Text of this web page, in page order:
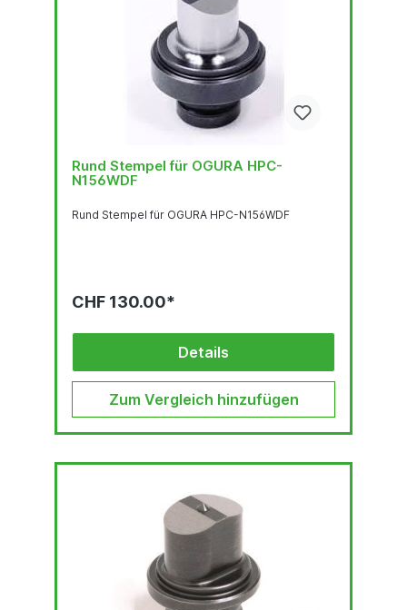
Rund Stempel für OGURA HPC-
N156WDF
Rund Stempel für OGURA HPC-N156WDF
CHF 130.00*
Details
Zum Vergleich hinzufügen